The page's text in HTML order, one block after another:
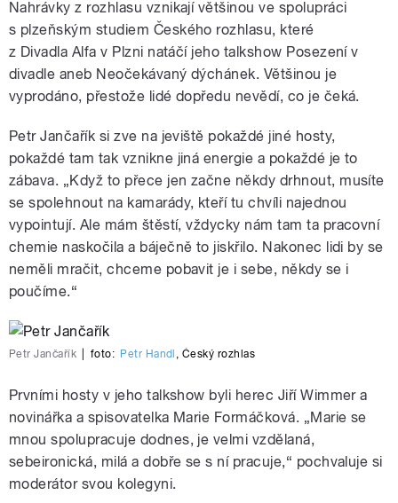
Nahrávky z rozhlasu vznikají většinou ve spolupráci
s plzeňským studiem Českého rozhlasu, které
z Divadla Alfa v Plzni natáčí jeho talkshow Posezení v
divadle aneb Neočekávaný dýchánek. Většinou je
vyprodáno, přestože lidé dopředu nevědí, co je čeká.
Petr Jančařík si zve na jeviště pokaždé jiné hosty,
pokaždé tam tak vznikne jiná energie a pokaždé je to
zábava. „Když to přece jen začne někdy drhnout, musíte
se spolehnout na kamarády, kteří tu chvíli najednou
vypointují. Ale mám štěstí, vždycky nám tam ta pracovní
chemie naskočila a báječně to jiskřilo. Nakonec lidi by se
neměli mračit, chceme pobavit je i sebe, někdy se i
poučíme.“
Petr Jančařík foto: Petr Handl , Český rozhlas
Prvními hosty v jeho talkshow byli herec Jiří Wimmer a
novinářka a spisovatelka Marie Formáčková. „Marie se
mnou spolupracuje dodnes, je velmi vzdělaná,
sebeironická, milá a dobře se s ní pracuje,“ pochvaluje si
moderátor svou kolegyni.